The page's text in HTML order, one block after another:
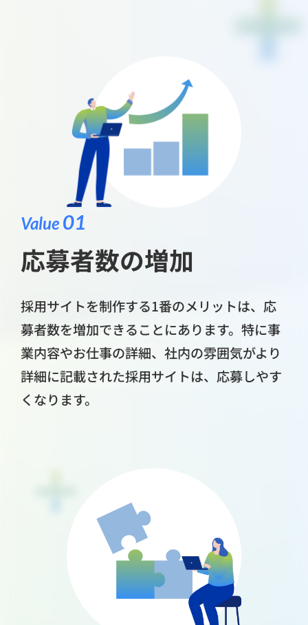
Value 01
応募者数の増加
採用サイトを制作する1番のメリットは、応
募者数を増加できることにあります。特に事
業内容やお仕事の詳細、社内の雰囲気がより
詳細に記載された採用サイトは、応募しやす
くなります。